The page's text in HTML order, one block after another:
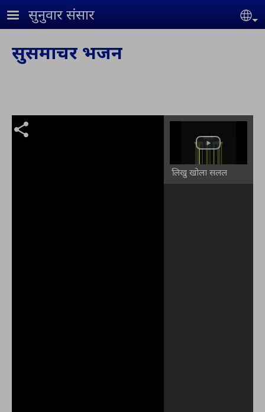
Skip to main content
सुनुवार संसार
सुसमाचर भजन
लिखु खोला सलल